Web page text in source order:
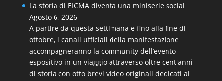
La storia di EICMA diventa una miniserie social
Agosto 6, 2026
A partire da questa settimana e fino alla fine di
ottobre, i canali ufficiali della manifestazione
accompagneranno la community dell’evento
espositivo in un viaggio attraverso oltre cent'anni
di storia con otto brevi video originali dedicati ai